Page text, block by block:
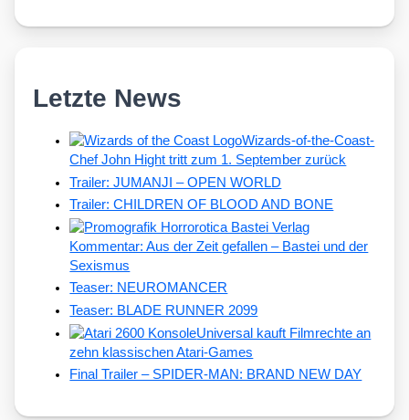
Letzte News
Wizards-of-the-Coast-
Chef John Hight tritt zum 1. September zurück
Trailer: JUMANJI – OPEN WORLD
Trailer: CHILDREN OF BLOOD AND BONE
Kommentar: Aus der Zeit gefallen – Bastei und der
Sexismus
Teaser: NEUROMANCER
Teaser: BLADE RUNNER 2099
Universal kauft Filmrechte an
zehn klassischen Atari-Games
Final Trailer – SPIDER-MAN: BRAND NEW DAY